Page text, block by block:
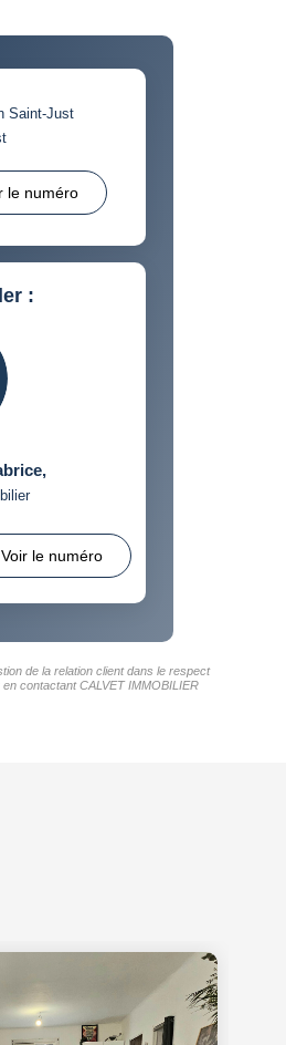
Saint-Just
le numéro
:
,
Voir le numéro
de la relation client dans le respect
contactant CALVET IMMOBILIER